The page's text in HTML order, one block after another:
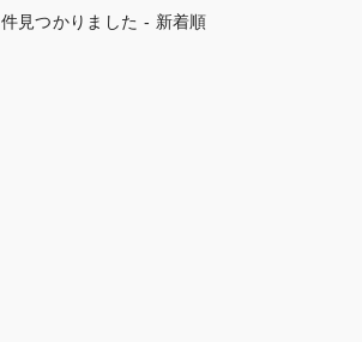
件見つかりました - 新着順